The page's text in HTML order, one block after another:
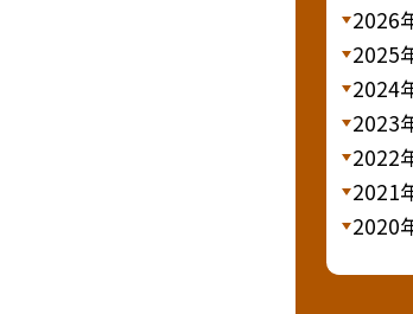
2026
2025
2024
2023
2022
2021
2020